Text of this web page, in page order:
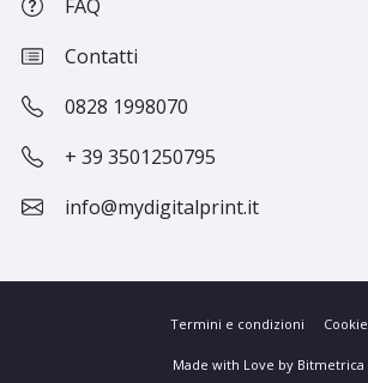
FAQ
Contatti
0828 1998070
+ 39 3501250795
info@mydigitalprint.it
Termini e condizioni Cookie
Made with Love by Bitmetrica